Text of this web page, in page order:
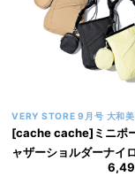
VERY STORE 9月号 大和美
[cache cache]ミニポ
ャザーショルダーナイ